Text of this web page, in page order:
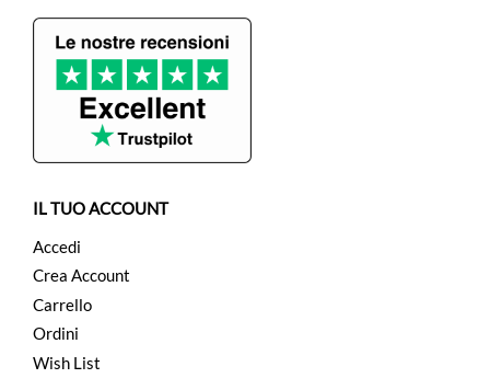
IL TUO ACCOUNT
Accedi
Crea Account
Carrello
Ordini
Wish List